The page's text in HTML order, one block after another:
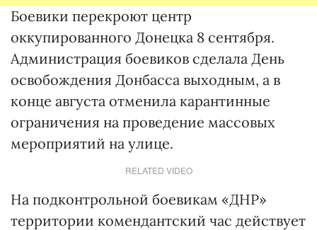
Боевики перекроют центр
оккупированного Донецка 8 сентября.
Администрация боевиков сделала День
освобождения Донбасса выходным, а в
конце августа отменила карантинные
ограничения на проведение массовых
мероприятий на улице.
RELATED VIDEO
На подконтрольной боевикам «ДНР»
территории комендантский час действует